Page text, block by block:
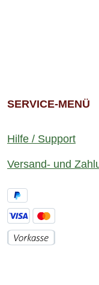
SERVICE-MENÜ
Hilfe / Support
Versand- und